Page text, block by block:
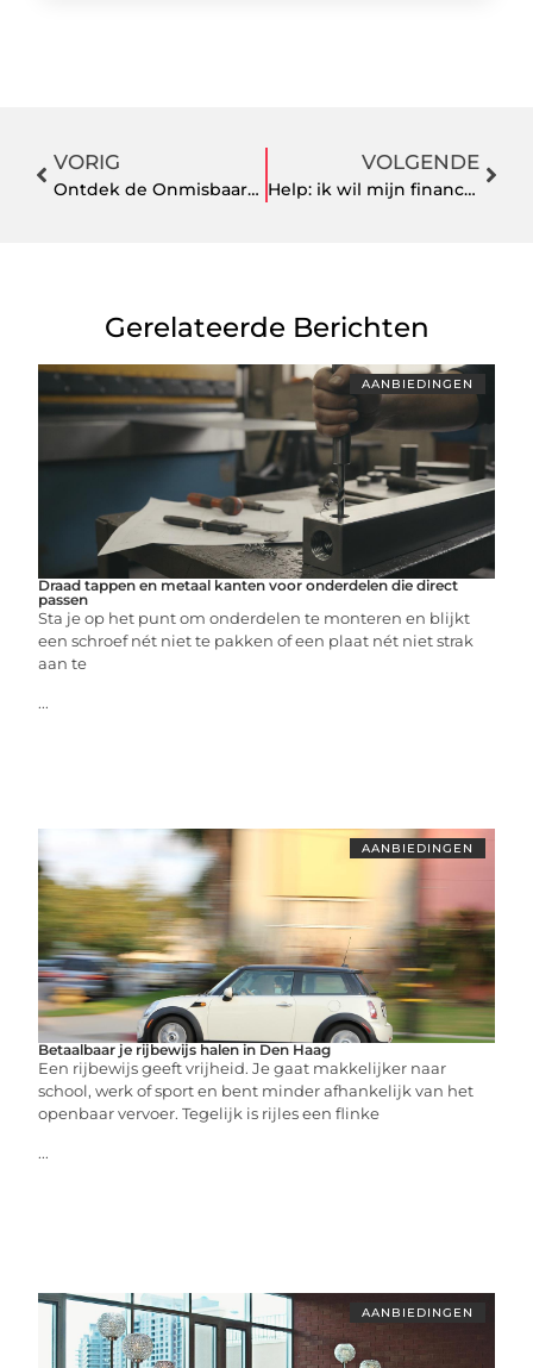
VORIG
Ontdek de Onmisbaarheid van een Notaris in Haarlem voor Huiseigenaren en Ondernemers
VOLGENDE
Help: ik wil mijn financiële administratie verbeteren
Gerelateerde Berichten
AANBIEDINGEN
Draad tappen en metaal kanten voor onderdelen die direct
passen
Sta je op het punt om onderdelen te monteren en blijkt
een schroef nét niet te pakken of een plaat nét niet strak
aan te
...
AANBIEDINGEN
Betaalbaar je rijbewijs halen in Den Haag
Een rijbewijs geeft vrijheid. Je gaat makkelijker naar
school, werk of sport en bent minder afhankelijk van het
openbaar vervoer. Tegelijk is rijles een flinke
...
AANBIEDINGEN